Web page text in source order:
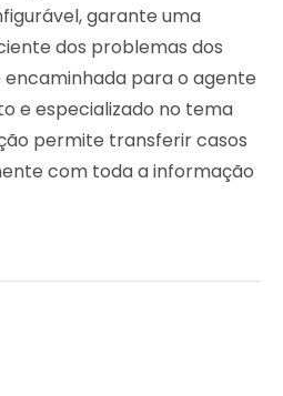
garante uma
dos problemas dos
para o agente
e especializado no tema
permite transferir casos
com toda a informação